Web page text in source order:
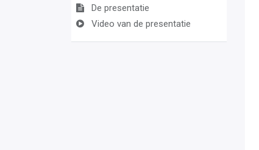
De presentatie
Video van de presentatie